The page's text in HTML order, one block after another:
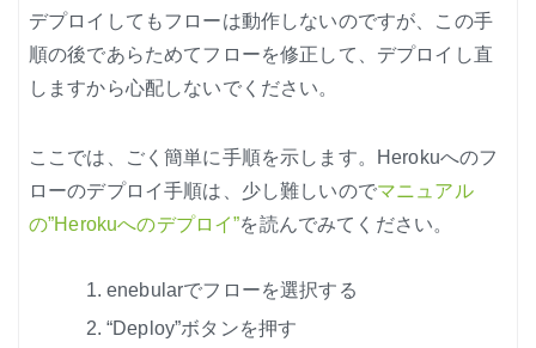
デプロイしてもフローは動作しないのですが、この手
順の後であらためてフローを修正して、デプロイし直
しますから心配しないでください。
ここでは、ごく簡単に手順を示します。Herokuへのフ
ローのデプロイ手順は、少し難しいのでマニュアル
の”Herokuへのデプロイ”を読んでみてください。
enebularでフローを選択する
“Deploy”ボタンを押す